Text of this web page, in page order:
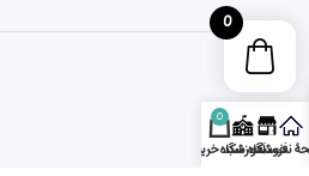
0
نخست
فروشگاهآموزشگاه
0
سبد خرید